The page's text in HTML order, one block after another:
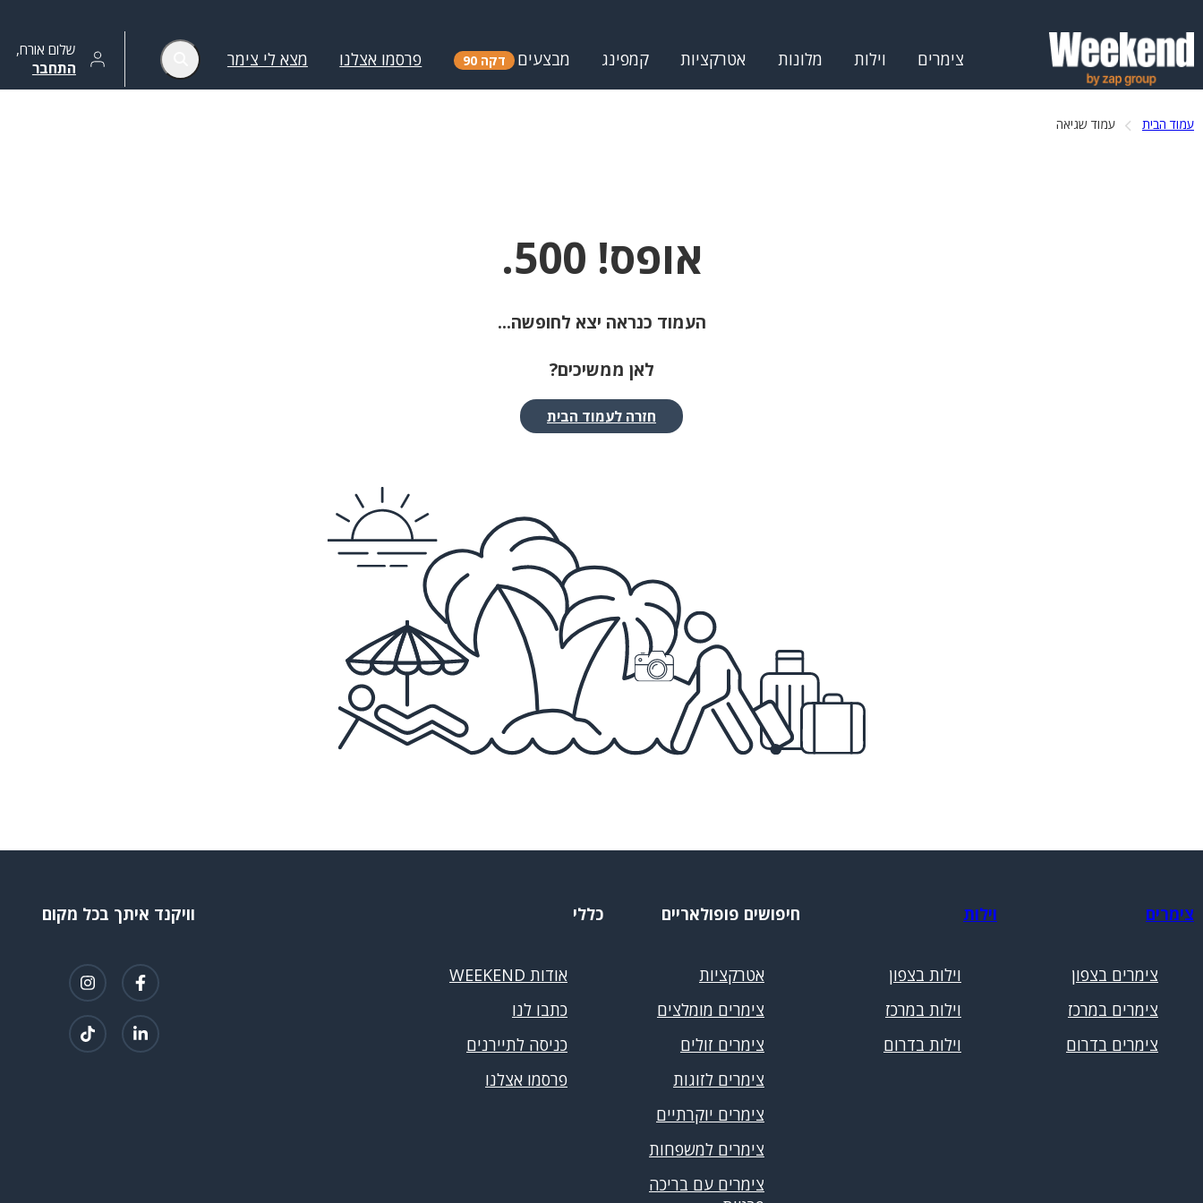
צימרים וילות מלונות אטרקציות קמפינג מבצעים דקה 90 פרסמו אצלנו מצא לי צימר שלום אורח,
התחבר
עמוד הבית עמוד שגיאה
אופס! 500.
העמוד כנראה יצא לחופשה...
לאן ממשיכים?
חזרה לעמוד הבית
צימרים
צימרים בצפון
צימרים במרכז
צימרים בדרום
וילות
וילות בצפון
וילות במרכז
וילות בדרום
חיפושים פופולאריים
אטרקציות
צימרים מומלצים
צימרים זולים
צימרים לזוגות
צימרים יוקרתיים
צימרים למשפחות
צימרים עם בריכה
כללי
אודות WEEKEND
כתבו לנו
כניסה לתיירנים
פרסמו אצלנו
וויקנד איתך בכל מקום